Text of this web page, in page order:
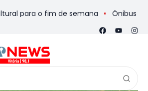
para o fim de semana Ônibus de